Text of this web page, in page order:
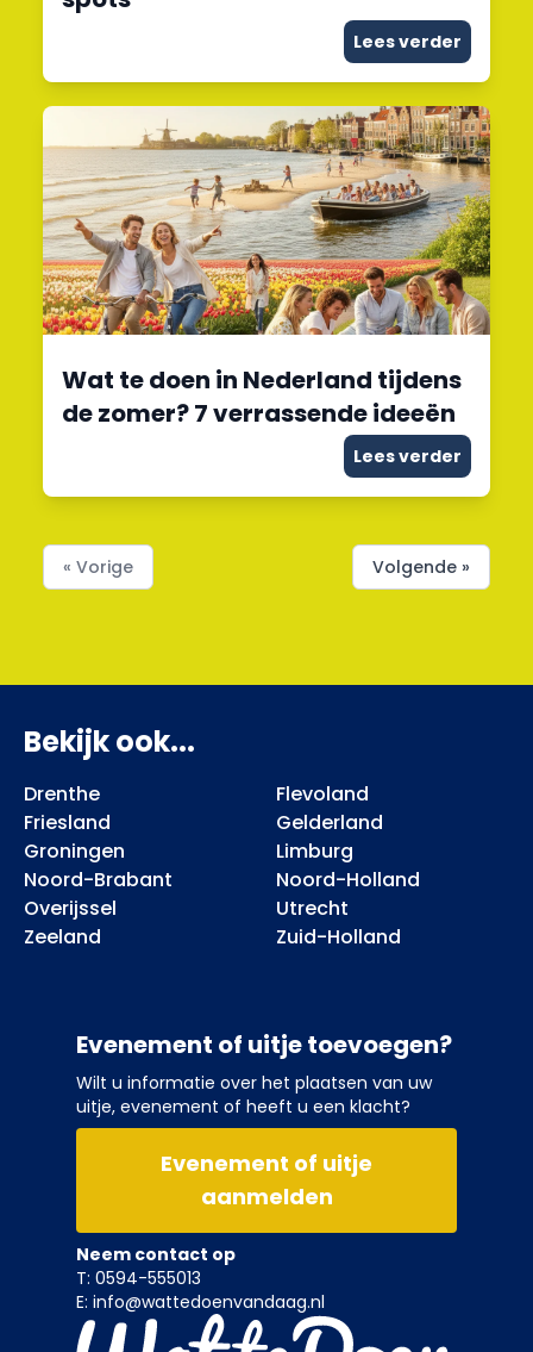
Lees verder
Wat te doen in Nederland tijdens
de zomer? 7 verrassende ideeën
Lees verder
« Vorige Volgende »
Bekijk ook...
Drenthe
Flevoland
Friesland
Gelderland
Groningen
Limburg
Noord-Brabant
Noord-Holland
Overijssel
Utrecht
Zeeland
Zuid-Holland
Evenement of uitje toevoegen?
Wilt u informatie over het plaatsen van uw
uitje, evenement of heeft u een klacht?
Evenement of uitje
aanmelden
Neem contact op
T: 0594-555013
E: info@wattedoenvandaag.nl